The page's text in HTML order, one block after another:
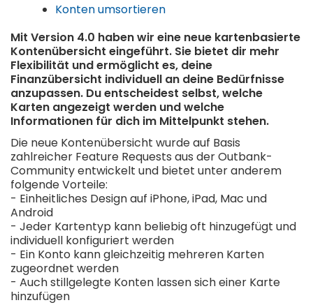
Konten umsortieren
Mit Version 4.0 haben wir eine neue kartenbasierte
Kontenübersicht eingeführt. Sie bietet dir mehr
Flexibilität und ermöglicht es, deine
Finanzübersicht individuell an deine Bedürfnisse
anzupassen. Du entscheidest selbst, welche
Karten angezeigt werden und welche
Informationen für dich im Mittelpunkt stehen.
Die neue Kontenübersicht wurde auf Basis
zahlreicher Feature Requests aus der Outbank-
Community entwickelt und bietet unter anderem
folgende Vorteile:
- Einheitliches Design auf iPhone, iPad, Mac und
Android
- Jeder Kartentyp kann beliebig oft hinzugefügt und
individuell konfiguriert werden
- Ein Konto kann gleichzeitig mehreren Karten
zugeordnet werden
- Auch stillgelegte Konten lassen sich einer Karte
hinzufügen